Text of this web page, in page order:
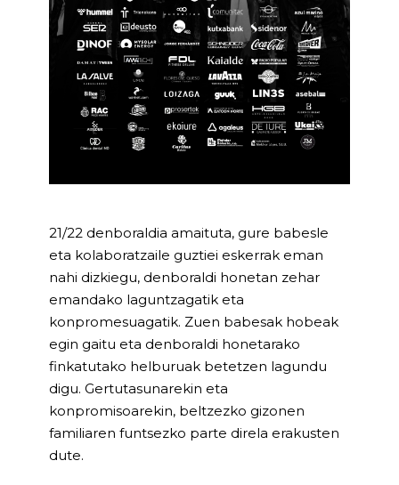
21/22 denboraldia amaituta, gure babesle
eta kolaboratzaile guztiei eskerrak eman
nahi dizkiegu, denboraldi honetan zehar
emandako laguntzagatik eta
konpromesuagatik. Zuen babesak hobeak
egin gaitu eta denboraldi honetarako
finkatutako helburuak betetzen lagundu
digu. Gertutasunarekin eta
konpromisoarekin, beltzezko gizonen
familiaren funtsezko parte direla erakusten
dute.